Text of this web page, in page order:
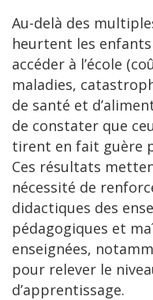
Au-delà des
heurtent les
accéder à l’école
maladies,
de santé et
de constater que
tirent en fait guère
Ces résultats
nécessité de
didactiques des
pédagogiques et
enseignées,
pour relever le
d’apprentissage.